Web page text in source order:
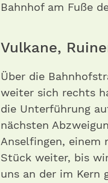
Bahnhof am Fuße
Vulkane,
Über die
weiter sich rechts
die Unterführung
nächsten
Anselfingen, einem
Stück weiter, bis
uns an der im Kern